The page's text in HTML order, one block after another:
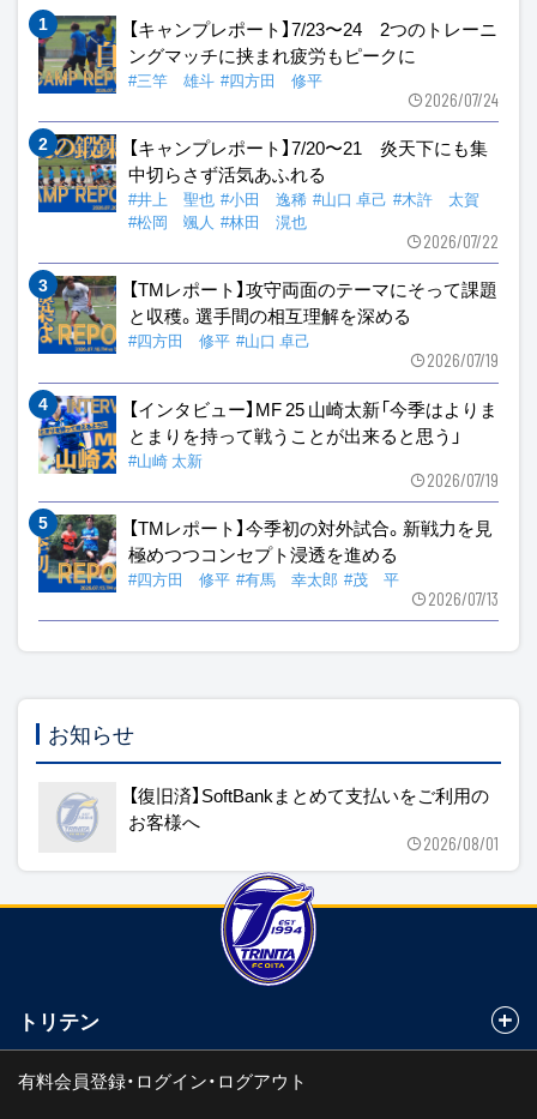
【キャンプレポート】7/23〜24 2つのトレーニ
ングマッチに挟まれ疲労もピークに
#三竿 雄斗 #四方田 修平
2026/07/24
【キャンプレポート】7/20〜21 炎天下にも集
中切らさず活気あふれる
#井上 聖也 #小田 逸稀 #山口 卓己 #木許 太賀
#松岡 颯人 #林田 滉也
2026/07/22
【TMレポート】攻守両面のテーマにそって課題
と収穫。選手間の相互理解を深める
#四方田 修平 #山口 卓己
2026/07/19
【インタビュー】MF 25 山崎太新「今季はよりま
とまりを持って戦うことが出来ると思う」
#山崎 太新
2026/07/19
【TMレポート】今季初の対外試合。新戦力を見
極めつつコンセプト浸透を進める
#四方田 修平 #有馬 幸太郎 #茂 平
2026/07/13
お知らせ
【復旧済】SoftBankまとめて支払いをご利用の
お客様へ
2026/08/01
トリテン
有料会員登録・ログイン・ログアウト